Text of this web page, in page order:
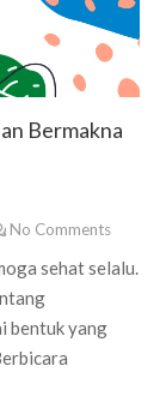
Bermakna
No Comments
sehat selalu.
bentuk yang